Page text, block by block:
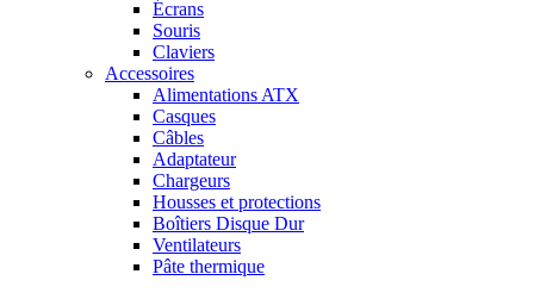
Écrans
Souris
Claviers
Accessoires
Alimentations ATX
Casques
Câbles
Adaptateur
Chargeurs
Housses et protections
Boîtiers Disque Dur
Ventilateurs
Pâte thermique